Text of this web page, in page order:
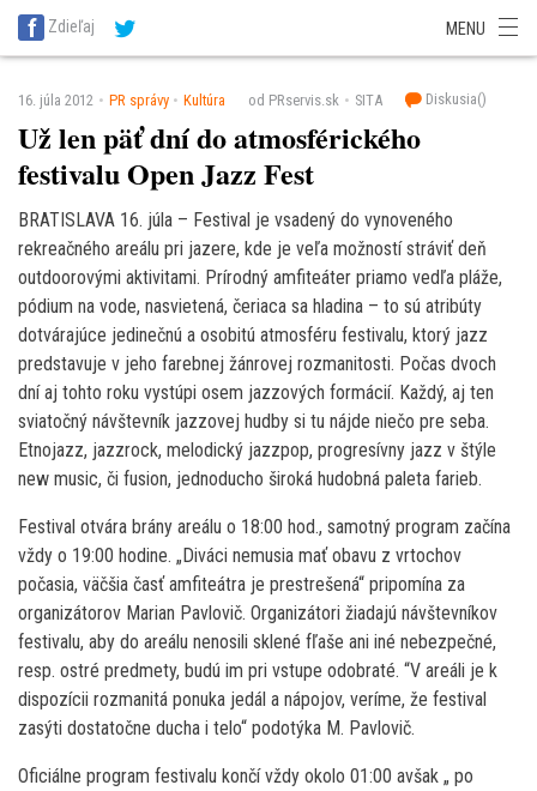
SITA Energetika
SITA Potravinárstvo
Zdieľaj MENU
16. júla 2012 PR správy Kultúra od PRservis.sk SITA Diskusia()
Už len päť dní do atmosférického
festivalu Open Jazz Fest
BRATISLAVA 16. júla – Festival je vsadený do vynoveného
rekreačného areálu pri jazere, kde je veľa možností stráviť deň
outdoorovými aktivitami. Prírodný amfiteáter priamo vedľa pláže,
pódium na vode, nasvietená, čeriaca sa hladina – to sú atribúty
dotvárajúce jedinečnú a osobitú atmosféru festivalu, ktorý jazz
predstavuje v jeho farebnej žánrovej rozmanitosti. Počas dvoch
dní aj tohto roku vystúpi osem jazzových formácií. Každý, aj ten
sviatočný návštevník jazzovej hudby si tu nájde niečo pre seba.
Etnojazz, jazzrock, melodický jazzpop, progresívny jazz v štýle
new music, či fusion, jednoducho široká hudobná paleta farieb.
Festival otvára brány areálu o 18:00 hod., samotný program začína
vždy o 19:00 hodine. „Diváci nemusia mať obavu z vrtochov
počasia, väčšia časť amfiteátra je prestrešená“ pripomína za
organizátorov Marian Pavlovič. Organizátori žiadajú návštevníkov
festivalu, aby do areálu nenosili sklené fľaše ani iné nebezpečné,
resp. ostré predmety, budú im pri vstupe odobraté. “V areáli je k
dispozícii rozmanitá ponuka jedál a nápojov, veríme, že festival
zasýti dostatočne ducha i telo“ podotýka M. Pavlovič.
Oficiálne program festivalu končí vždy okolo 01:00 avšak „ po